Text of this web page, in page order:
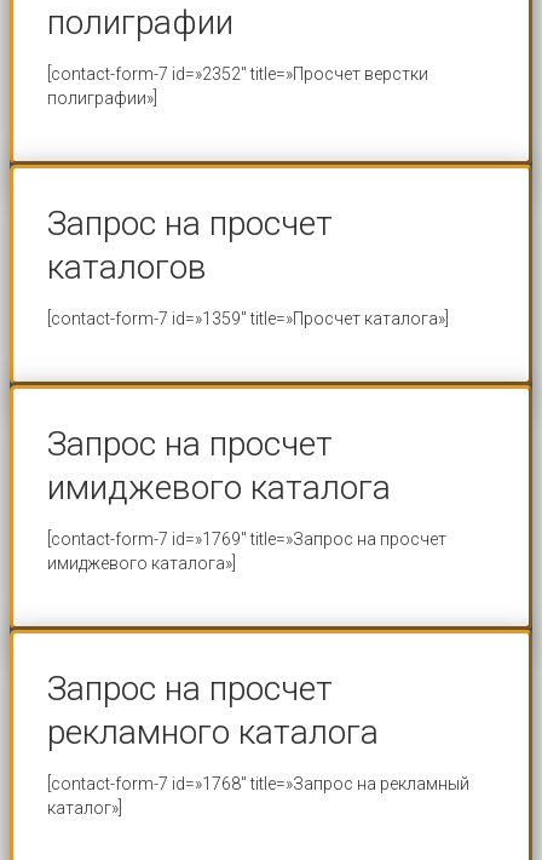
полиграфии
[contact-form-7 id=»2352″ title=»Просчет верстки
полиграфии»]
Запрос на просчет
каталогов
[contact-form-7 id=»1359″ title=»Просчет каталога»]
Запрос на просчет
имиджевого каталога
[contact-form-7 id=»1769″ title=»Запрос на просчет
имиджевого каталога»]
Запрос на просчет
рекламного каталога
[contact-form-7 id=»1768″ title=»Запрос на рекламный
каталог»]